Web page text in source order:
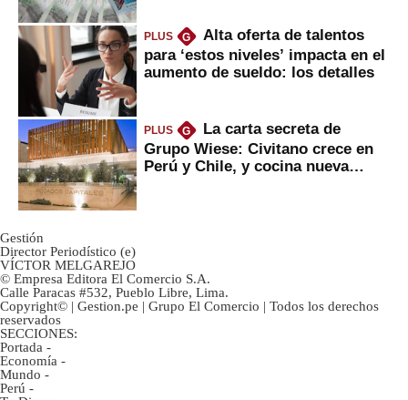
PLUS G
Alta oferta de talentos
para ‘estos niveles’ impacta en el
aumento de sueldo: los detalles
PLUS G
La carta secreta de
Grupo Wiese: Civitano crece en
Perú y Chile, y cocina nueva
Gestión
Director Periodístico (e)
VÍCTOR MELGAREJO
© Empresa Editora El Comercio S.A.
Calle Paracas #532, Pueblo Libre, Lima.
Copyright© | Gestion.pe | Grupo El Comercio | Todos los derechos
reservados
SECCIONES:
Portada -
Economía -
Mundo -
Perú -